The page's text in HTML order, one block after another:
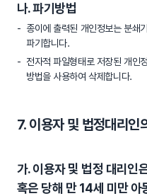
나. 파기방법
종이에 출력된 개인정보는 분쇄
파기합니다.
전자적 파일형태로 저장된 개인
방법을 사용하여 삭제합니다.
7. 이용자 및 법정대리인
가. 이용자 및 법정 대리인
혹은 당해 만 14세 미만 아